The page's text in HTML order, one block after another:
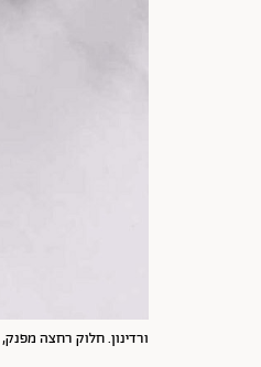
ורדינון. חלוק רחצה מפנק, 324 ש"ח | צילום: תמי בר שי